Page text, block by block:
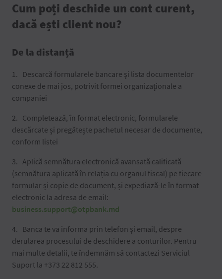
Cum poți deschide un cont curent,
dacă ești client nou?
De la distanță
Descarcă formularele bancare și lista documentelor
conexe de mai jos, potrivit formei organizaționale a
companiei
Completează, în format electronic, formularele
descărcate și pregătește pachetul necesar de documente,
conform listei
Aplică semnătura electronică avansată calificată
(semnătura aplicată în relația cu organul fiscal) pe fiecare
formular și copie de document, și expediază-le în format
electronic la adresa de email:
business.support@otpbank.md
Banca te va informa prin telefon și email, despre
derularea procesului de deschidere a conturilor. Pentru
mai multe detalii, te îndemnăm să contactezi Serviciul
Suport la +373 22 812 555.